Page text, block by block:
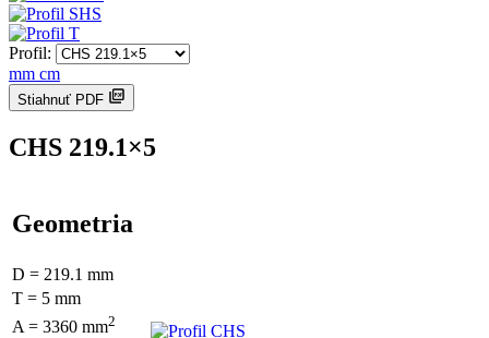
Profil:
mm cm
Stiahnuť PDF
CHS 219.1×5
Geometria
D = 219.1 mm
T = 5 mm
A = 3360 mm2